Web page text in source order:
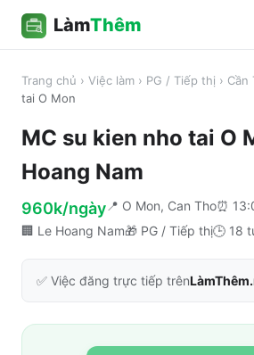
LàmThêm
Trang chủ › Việc làm › PG / Tiếp thị › Cần
tai O Mon
MC su kien nho tai O
Hoang Nam
960k/ngày📍 O Mon, Can Tho⏰
🏢 Le Hoang Nam🎁 PG / Tiếp thị🕒 18
✅ Việc đăng trực tiếp trên